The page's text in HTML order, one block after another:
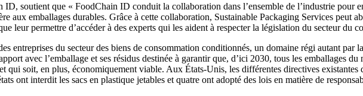
soutient que « FoodChain ID conduit la collaboration dans l’ensemble de l’industrie pour
aux emballages durables. Grâce à cette collaboration, Sustainable Packaging Services peut
leur permettre d’accéder à des experts qui les aident à respecter la législation du secteur du
entreprises du secteur des biens de consommation conditionnés, un domaine régi autant par
avec l’emballage et ses résidus destinée à garantir que, d’ici 2030, tous les emballages
qui soit, en plus, économiquement viable. Aux États-Unis, les différentes directives existantes
ont interdit les sacs en plastique jetables et quatre ont adopté des lois en matière de